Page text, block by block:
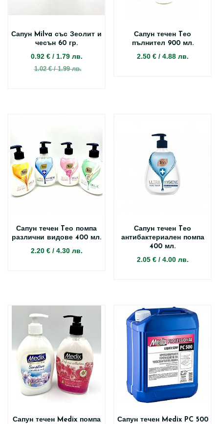
Сапун Milva със Зеолит и
чесън 60 гр.
0.92 €/ 1.79 лв.
1.02 € / 1.99 лв.
Сапун течен Tео
пълнител 900 мл.
2.50 €/ 4.88 лв.
Сапун течен Tео помпа
различни видове 400 мл.
2.20 €/ 4.30 лв.
Сапун течен Tео
антибактериален помпа
400 мл.
2.05 €/ 4.00 лв.
Сапун течен Medix помпа
Сапун течен Medix PC 500